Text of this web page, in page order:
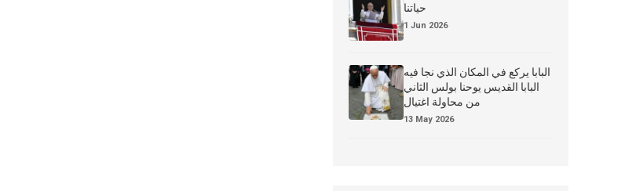
حياتنا
1 Jun 2026
البابا يركع في المكان الذي نجا فيه
البابا القديس يوحنا بولس الثاني
من محاولة اغتيال
13 May 2026